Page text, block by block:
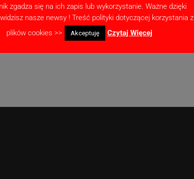
komentarzy.
zgadza się na ich zapis lub wykorzystanie. Ważne dzięki
nasze newsy ! Treść polityki dotyczącej korzystania z
plików cookies >>
Akceptuję Czytaj Więcej